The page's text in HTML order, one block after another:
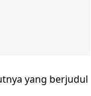
yang berjudul